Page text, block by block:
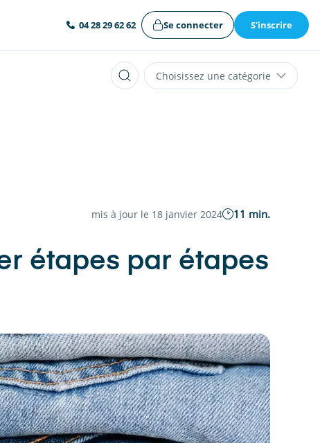
04 28 29 62 62 Se connecter S'inscrire
Choisissez une catégorie
mis à jour le 18 janvier 2024 11 min.
étapes par étapes